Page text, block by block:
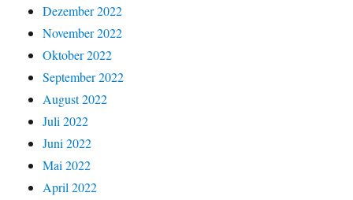
Dezember 2022
November 2022
Oktober 2022
September 2022
August 2022
Juli 2022
Juni 2022
Mai 2022
April 2022